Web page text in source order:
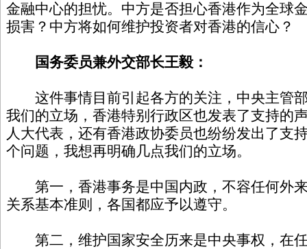
金融中心的担忧。中方是否担心香港作为全球
损害？中方将如何维护投资者对香港的信心？
国务委员兼外交部长王毅：
这件事情目前引起各方的关注，中央主管
我们的立场，香港特别行政区也发表了支持的
人大代表，还有香港政协委员也纷纷发出了支
个问题，我想再明确几点我们的立场。
第一，香港事务是中国内政，不容任何外
关系基本准则，各国都应予以遵守。
第二，维护国家安全历来是中央事权，在